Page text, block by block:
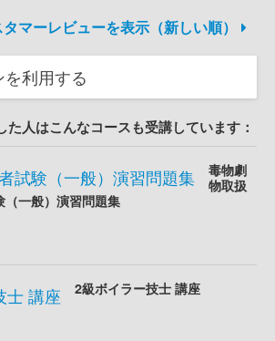
マーレビューを表示（新しい順）
を利用する
た人はこんなコースも受講しています：
毒物劇
物取扱
（一般）演習問題集
2級ボイラー技士 講座